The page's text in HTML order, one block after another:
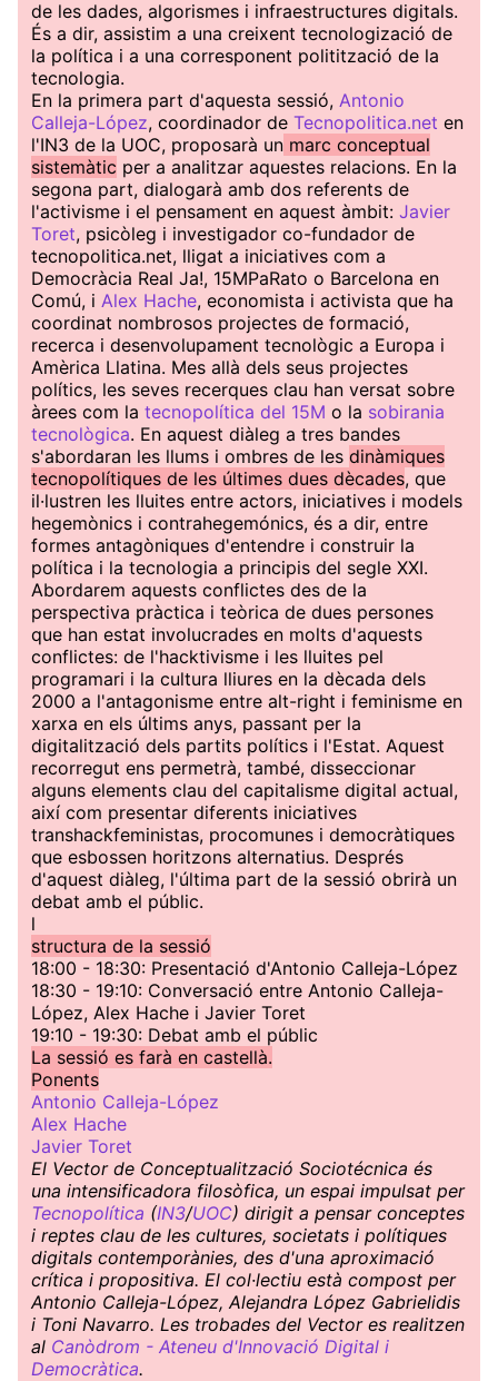
de les dades, algorismes i infraestructures digitals.
És a dir, assistim a una creixent tecnologizació de
la política i a una corresponent politització de la
tecnologia.
En la primera part d'aquesta sessió, Antonio
Calleja-López, coordinador de Tecnopolitica.net en
l'IN3 de la UOC, proposarà un marc conceptual
sistemàtic per a analitzar aquestes relacions. En la
segona part, dialogarà amb dos referents de
l'activisme i el pensament en aquest àmbit: Javier
Toret, psicòleg i investigador co-fundador de
tecnopolitica.net, lligat a iniciatives com a
Democràcia Real Ja!, 15MPaRato o Barcelona en
Comú, i Alex Hache, economista i activista que ha
coordinat nombrosos projectes de formació,
recerca i desenvolupament tecnològic a Europa i
Amèrica Llatina. Mes allà dels seus projectes
polítics, les seves recerques clau han versat sobre
àrees com la tecnopolítica del 15M o la sobirania
tecnològica. En aquest diàleg a tres bandes
s'abordaran les llums i ombres de les dinàmiques
tecnopolítiques de les últimes dues dècades, que
il·lustren les lluites entre actors, iniciatives i models
hegemònics i contrahegemónics, és a dir, entre
formes antagòniques d'entendre i construir la
política i la tecnologia a principis del segle XXI.
Abordarem aquests conflictes des de la
perspectiva pràctica i teòrica de dues persones
que han estat involucrades en molts d'aquests
conflictes: de l'hacktivisme i les lluites pel
programari i la cultura lliures en la dècada dels
2000 a l'antagonisme entre alt-right i feminisme en
xarxa en els últims anys, passant per la
digitalització dels partits polítics i l'Estat. Aquest
recorregut ens permetrà, també, disseccionar
alguns elements clau del capitalisme digital actual,
així com presentar diferents iniciatives
transhackfeministas, procomunes i democràtiques
que esbossen horitzons alternatius. Després
d'aquest diàleg, l'última part de la sessió obrirà un
debat amb el públic.
l
structura de la sessió
18:00 - 18:30: Presentació d'Antonio Calleja-López
18:30 - 19:10: Conversació entre Antonio Calleja-
López, Alex Hache i Javier Toret
19:10 - 19:30: Debat amb el públic
La sessió es farà en castellà.
Ponents
Antonio Calleja-López
Alex Hache
Javier Toret
El Vector de Conceptualització Sociotécnica és
una intensificadora filosòfica, un espai impulsat per
Tecnopolítica (IN3/UOC) dirigit a pensar conceptes
i reptes clau de les cultures, societats i polítiques
digitals contemporànies, des d'una aproximació
crítica i propositiva. El col·lectiu està compost per
Antonio Calleja-López, Alejandra López Gabrielidis
i Toni Navarro. Les trobades del Vector es realitzen
al Canòdrom - Ateneu d'Innovació Digital i
Democràtica.